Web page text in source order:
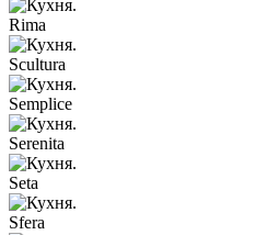
Rima
Scultura
Semplice
Serenita
Seta
Sfera